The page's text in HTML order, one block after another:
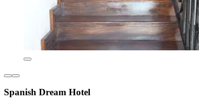
Spanish Dream Hotel